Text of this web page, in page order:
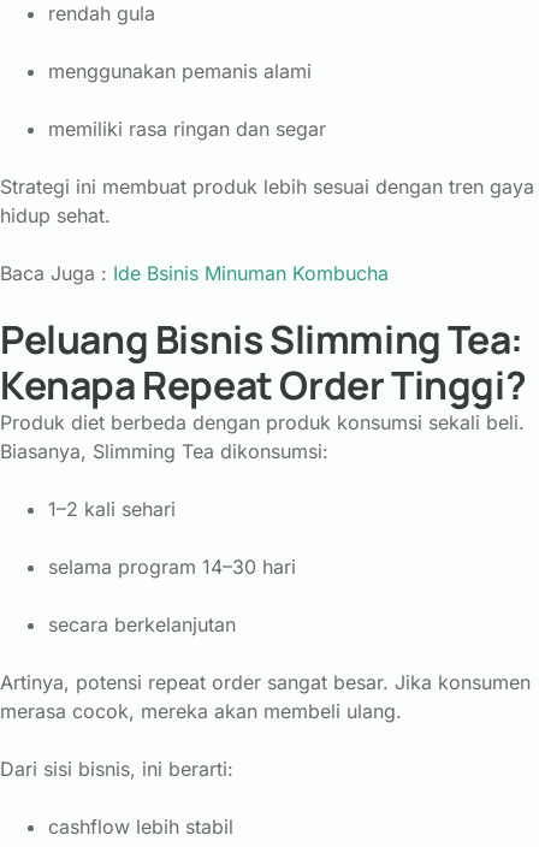
rendah gula
menggunakan pemanis alami
memiliki rasa ringan dan segar
Strategi ini membuat produk lebih sesuai dengan tren gaya
hidup sehat.
Baca Juga : Ide Bsinis Minuman Kombucha
Peluang Bisnis Slimming Tea:
Kenapa Repeat Order Tinggi?
Produk diet berbeda dengan produk konsumsi sekali beli.
Biasanya, Slimming Tea dikonsumsi:
1–2 kali sehari
selama program 14–30 hari
secara berkelanjutan
Artinya, potensi repeat order sangat besar. Jika konsumen
merasa cocok, mereka akan membeli ulang.
Dari sisi bisnis, ini berarti:
cashflow lebih stabil